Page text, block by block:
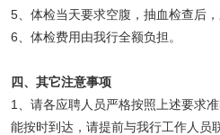
5、体检当天要求空腹，抽血检查后
6、体检费用由我行全额负担。
四、其它注意事项
1、请各应聘人员严格按照上述要求
能按时到达，请提前与我行工作人员